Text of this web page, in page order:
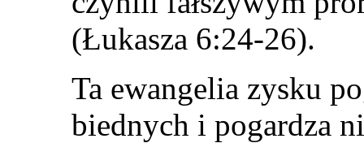
(Łukasza 6:24-26).
Ta ewangelia zysku
biednych i pogardza